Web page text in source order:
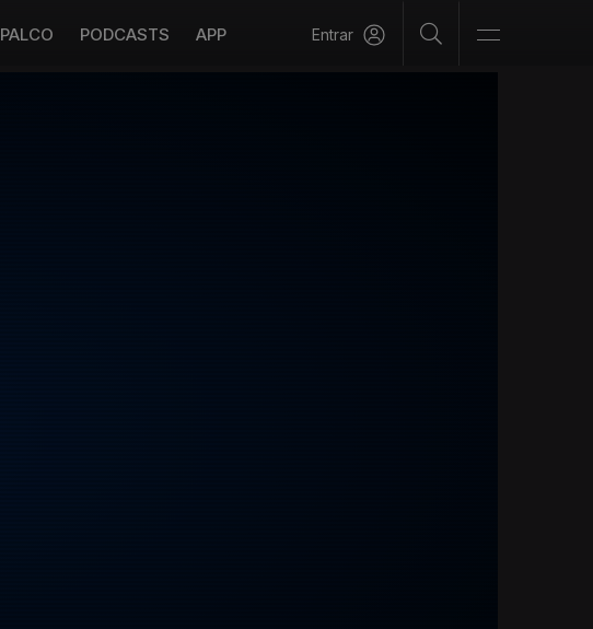
PALCO PODCASTS APP Entrar